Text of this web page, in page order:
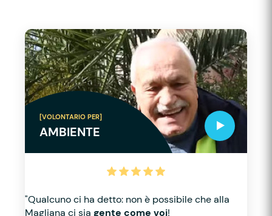
[VOLONTARIO PER]
AMBIENTE
"Qualcuno ci ha detto: non è possibile che alla
Magliana ci sia gente come voi!